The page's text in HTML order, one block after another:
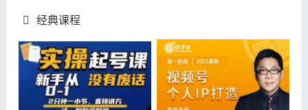
经典课程